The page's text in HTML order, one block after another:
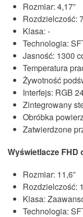
Rozmiar: 4,17”
Rozdzielczość:
Klasa: -
Technologia:
Jasność: 1300
Temperatura
Żywotność
Interfejs: RGB
Zintegrowany
Obróbka
Zatwierdzone
Wyświetlacze FHD
Rozmiar: 11,6”
Rozdzielczość:
Klasa:
Technologia: